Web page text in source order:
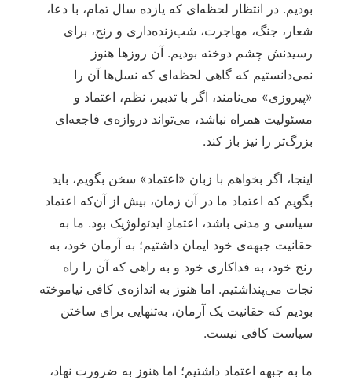
بودیم. در انتظار لحظه‌ای که یازده سال تمام، با دعا،
شعار، جنگ، مهاجرت، شب‌زنده‌داری و رنج، برای
رسیدنش چشم دوخته بودیم. آن روزها هنوز
نمی‌دانستیم که گاهی لحظه‌ای که نسل‌ها آن را
«پیروزی» می‌نامند، اگر با تدبیر، نظم، اعتماد و
مسئولیت همراه نباشد، می‌تواند دروازه‌ی فاجعه‌ای
بزرگ‌تر را نیز باز کند.
اینجا، اگر بخواهم با زبان «اعتماد» سخن بگویم، باید
بگویم که اعتماد ما در آن زمان، بیش از آن‌که اعتماد
سیاسی و مدنی باشد، اعتمادِ ایدئولوژیک بود. ما به
حقانیت جبهه‌ی خود ایمان داشتیم؛ به آرمان خود، به
رنج خود، به فداکاری خود و به راهی که آن را راه
نجات می‌پنداشتیم. اما هنوز به اندازه‌ی کافی نیاموخته
بودیم که حقانیت یک آرمان، به‌تنهایی برای ساختن
سیاست کافی نیست.
ما به جبهه اعتماد داشتیم؛ اما هنوز به ضرورت نهاد،